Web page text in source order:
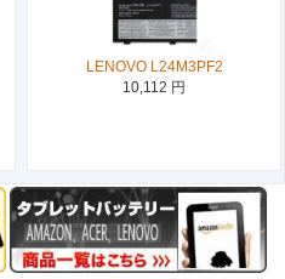
LENOVO L24M3PF2
10,112 円